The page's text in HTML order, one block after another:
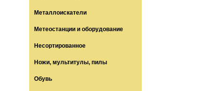
Металлоискатели
Метеостанции и оборудование
Несортированное
Ножи, мультитулы, пилы
Обувь